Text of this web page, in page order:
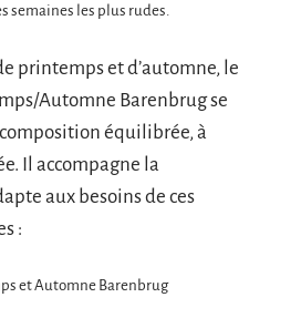
semaines les plus rudes.
printemps et d’automne, le
Automne Barenbrug se
équilibrée, à
Il accompagne la
aux besoins de ces
:
et Automne Barenbrug